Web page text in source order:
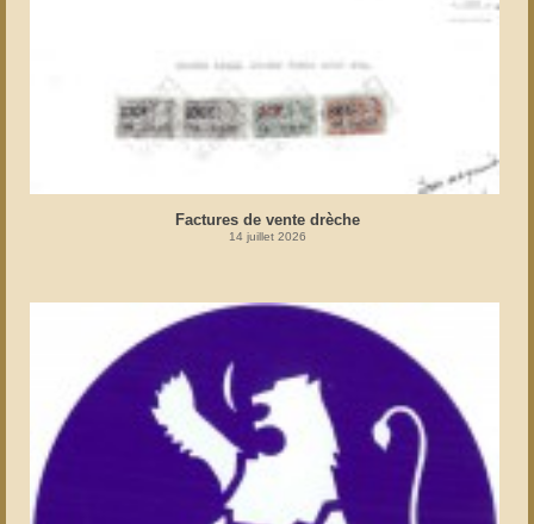
Factures de vente drèche
14 juillet 2026